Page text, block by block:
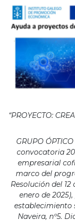
“PROYECTO:
GRUPO
convocatoria
empresarial
marco del
Resolución del 12
enero de
establecimiento
Naveira, nº5.